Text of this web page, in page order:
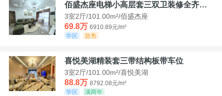
佰盛杰座电梯小高层套三双卫装修全齐诚意出售
3室2厅/101.00m²/佰盛杰座
69.8万 6910.89元/m²
学区
急售
喜悦美湖精装套三带结构板带车位
3室2厅/101.00m²/喜悦美湖
88.8万 8792.08元/m²
学区
满两年